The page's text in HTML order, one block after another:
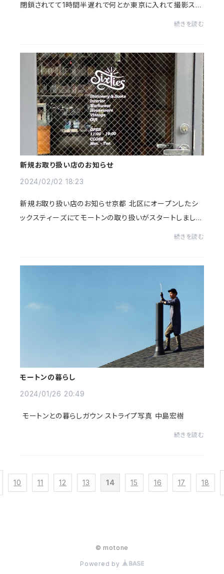
閉鎖されてて1時間半遅れで何とか東京に入れて撮影スタ
続きを読む
新規お取り扱い店のお知らせ
2024/02/02 18:23
新規お取り扱い店のお知らせ京都 北区にオープンしたシ
ックスティーズにてモートンの取り扱いがスタートしまし
続きを読む
モートンの暮らし
2024/01/26 20:49
モートンとの暮らしガウン ストライプ写真 中島宏樹
続きを読む
10 11 12 13 14 15 16 17 18
© motone
Powered by